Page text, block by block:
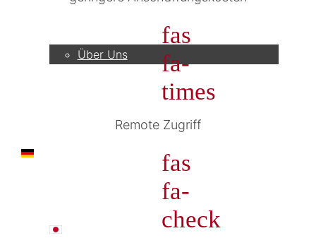
Über Uns
DE
日本語
fas
fa-
times
Remote Zugriff
fas
fa-
check